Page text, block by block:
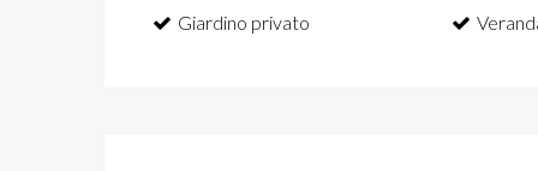
Giardino privato